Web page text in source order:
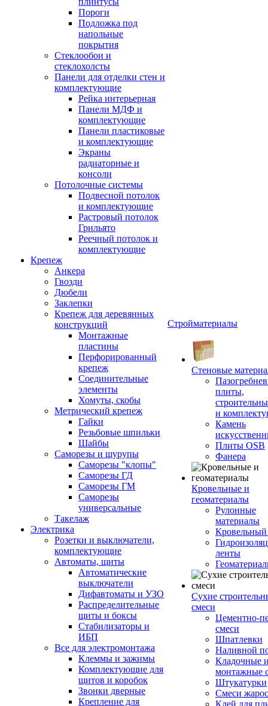
Пороги
Подложка под
напольные
покрытия
Стеклообои и
стеклохолсты
Панели для отделки стен и
комплектующие
Рейка интерьерная
Панели МДФ и
комплектующие
Панели пластиковые
и комплектующие
Экраны
радиаторные и
консоли
Потолочные системы
Подвесной потолок
и комплектующие
Растровый потолок
Грильято
Реечный потолок и
комплектующие
Крепеж
Анкера
Гвозди
Дюбели
Заклепки
Крепеж для деревянных
конструкций
Монтажные
пластины
Перфорированный
крепеж
Соединительные
элементы
Хомуты, скобы
Метрический крепеж
Гайки
Резьбовые шпильки
Шайбы
Саморезы и шурупы
Саморезы "клопы"
Саморезы ГД
Саморезы ГМ
Саморезы
универсальные
Такелаж
Электрика
Розетки и выключатели,
комплектующие
Автоматы, щиты
Автоматические
выключатели
Дифавтоматы и УЗО
Распределительные
щиты и боксы
Стабилизаторы и
ИБП
Все для электромонтажа
Клеммы и зажимы
Комплектующие для
щитов и коробок
Звонки дверные
Крепление для
Стройматериалы
Стеновые
плиты,
и
Камень
Плиты OSB
Фанера
Кровельные и
геоматериалы
Рулонные
материалы
ленты
Сухие
смеси
Цементно-
смеси
Шпатлевки
Наливной
Кладочные
монтажные
Штукатурки
Смеси
Клей для